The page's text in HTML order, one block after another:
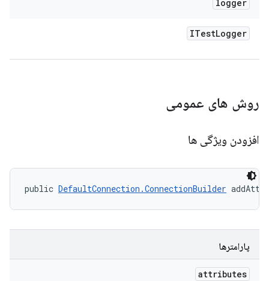
logger
ITestLogger
روش های عمومی
افزودن ویژگی ها
public DefaultConnection.ConnectionBuilder
پارامترها
attributes